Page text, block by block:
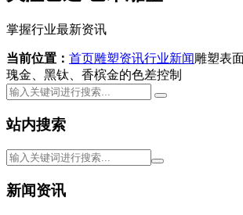
掌握行业最新资讯
当前位置： 首页雕塑资讯行业新闻 雕塑表
瑰金、黑钛、香槟金的色差控制
站内搜索
新闻资讯